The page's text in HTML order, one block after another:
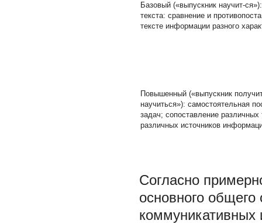
Базовый («выпускник научит-
текста: сравнение и
тексте информации разного
Повышенный («выпускник
научиться»): самостоятельная
задач; сопоставление различных
различных источников
Согласно
основного